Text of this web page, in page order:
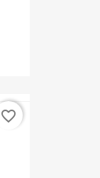
favorite_border